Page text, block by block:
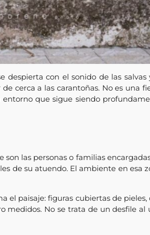
despierta con el sonido de las salvas
cerca a las carantoñas. No es una
entorno que sigue siendo
las personas o familias
de su atuendo. El ambiente en esa
el paisaje: figuras cubiertas de pieles,
medidos. No se trata de un desfile al